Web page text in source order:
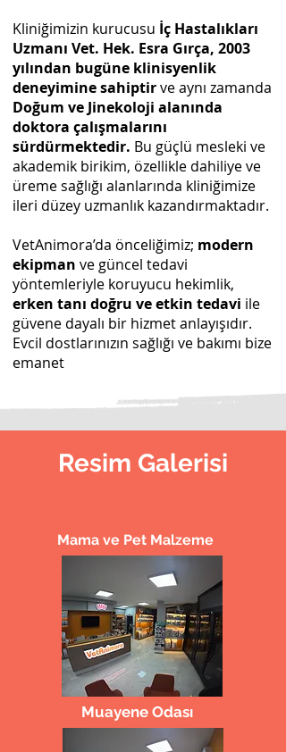
Kliniğimizin kurucusu İç Hastalıkları
Uzmanı Vet. Hek. Esra Gırça, 2003
yılından bugüne klinisyenlik
deneyimine sahiptirve aynı zamanda
Doğum ve Jinekoloji alanında
doktora çalışmalarını
sürdürmektedir. Bu güçlü mesleki ve
akademik birikim, özellikle dahiliye ve
üreme sağlığı alanlarında kliniğimize
ileri düzey uzmanlık kazandırmaktadır.​
VetAnimora’da önceliğimiz; modern
ekipman ve güncel tedavi
yöntemleriyle koruyucu hekimlik,
erken tanı doğru ve etkin tedavi ile
güvene dayalı bir hizmet anlayışıdır.
Evcil dostlarınızın sağlığı ve bakımı bize
emanet
Resim Galerisi
Mama ve Pet Malzeme
Muayene Odası